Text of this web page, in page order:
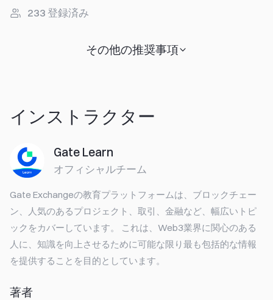
233 登録済み
その他の推奨事項
インストラクター
Gate Learn
オフィシャルチーム
Gate Exchangeの教育プラットフォームは、ブロックチェー
ン、人気のあるプロジェクト、取引、金融など、幅広いトピ
ックをカバーしています。 これは、Web3業界に関心のある
人に、知識を向上させるために可能な限り最も包括的な情報
を提供することを目的としています。
著者